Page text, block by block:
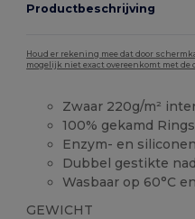
Productbeschrijving
Houd er rekening mee dat door
mogelijk niet exact overeenkomt met
Zwaar 220g/m²
100% gekamd
Enzym- en
Dubbel gestikte
Wasbaar op 60°C
GEWICHT